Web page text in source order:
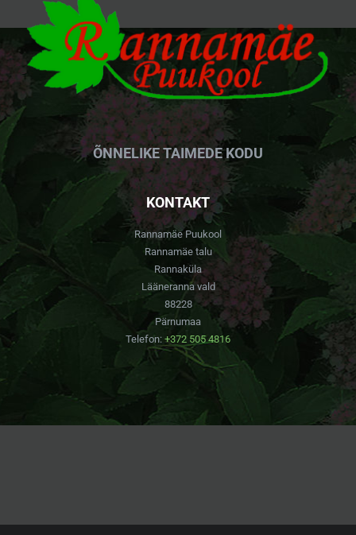
ÕNNELIKE TAIMEDE KODU
KONTAKT
Rannamäe Puukool
Rannamäe talu
Rannaküla
Lääneranna vald
88228
Pärnumaa
Telefon: +372 505 4816